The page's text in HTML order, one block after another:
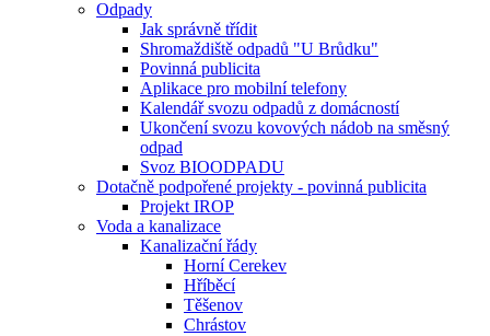
Odpady
Jak správně třídit
Shromaždiště odpadů "U Brůdku"
Povinná publicita
Aplikace pro mobilní telefony
Kalendář svozu odpadů z domácností
Ukončení svozu kovových nádob na směsný
odpad
Svoz BIOODPADU
Dotačně podpořené projekty - povinná publicita
Projekt IROP
Voda a kanalizace
Kanalizační řády
Horní Cerekev
Hříběcí
Těšenov
Chrástov